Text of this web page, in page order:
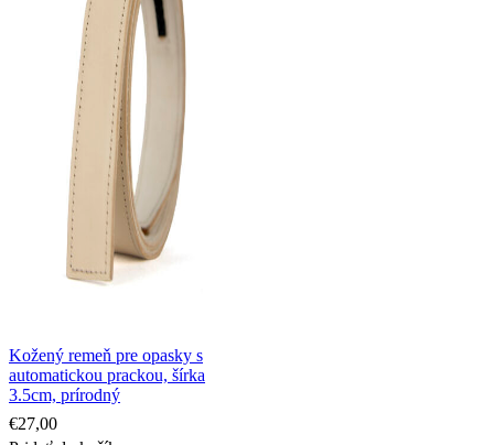
Kožený remeň pre opasky s
automatickou prackou, šírka
3.5cm, prírodný
€27,00